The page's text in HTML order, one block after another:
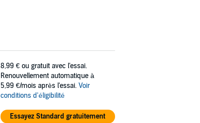
8,99 € ou gratuit avec l'essai.
Renouvellement automatique à
5,99 €/mois après l'essai. Voir
conditions d'éligibilité
Essayez Standard gratuitement